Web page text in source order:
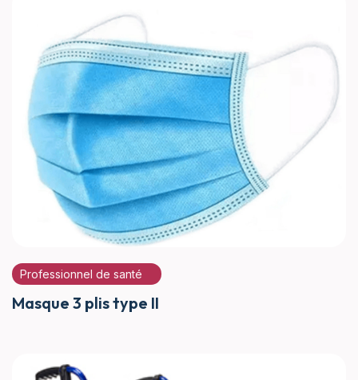
Professionnel de santé
Masque 3 plis type II